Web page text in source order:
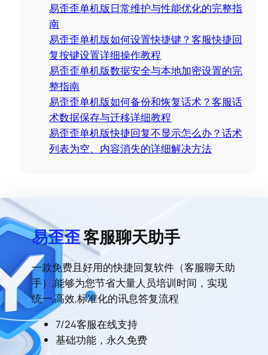
易歪歪单机版日常维护与性能优化的完整指
南
易歪歪单机版如何设置快捷键？客服快捷回
复按键设置详细操作教程
易歪歪单机版数据安全与本地加密设置的完
整指南
易歪歪单机版如何备份和恢复话术？客服话
术数据保存与迁移详细教程
易歪歪单机版快捷回复不显示怎么办？话术
列表为空、内容消失的详细解决方法
易歪歪客服聊天助手
一款免费且好用的快捷回复软件（客服聊天助
手）,能够为您节省大量人员培训时间，实现
统一,高效,标准化的讯息答复流程
7/24客服在线支持
基础功能，永久免费